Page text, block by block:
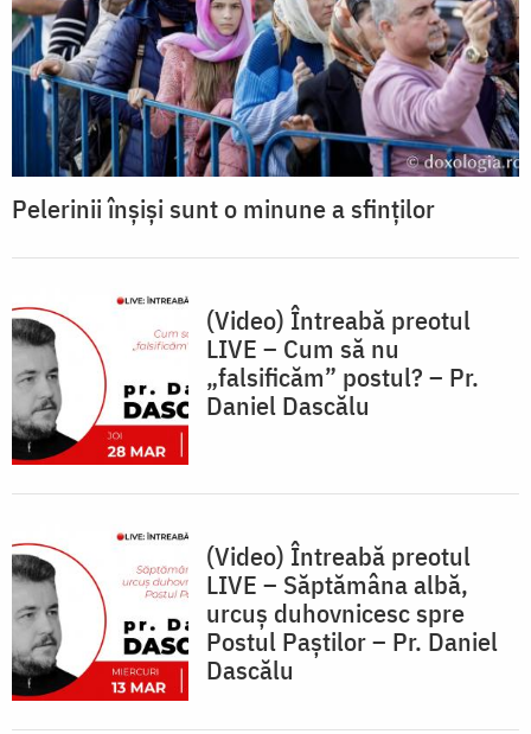
Pelerinii înșiși sunt o minune a sfinților
(Video) Întreabă preotul
LIVE – Cum să nu
„falsificăm” postul? – Pr.
Daniel Dascălu
(Video) Întreabă preotul
LIVE – Săptămâna albă,
urcuș duhovnicesc spre
Postul Paștilor – Pr. Daniel
Dascălu